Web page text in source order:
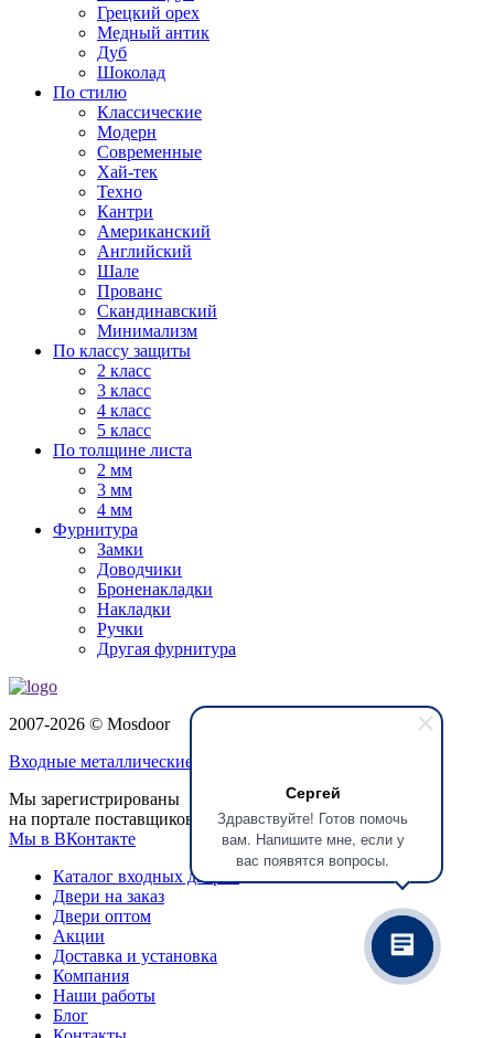
Сергей
Здравствуйте! Готов помочь
вам. Напишите мне, если у
вас появятся вопросы.
Грецкий орех
Медный антик
Дуб
Шоколад
По стилю
Классические
Модерн
Современные
Хай-тек
Техно
Кантри
Американский
Английский
Шале
Прованс
Скандинавский
Минимализм
По классу защиты
2 класс
3 класс
4 класс
5 класс
По толщине листа
2 мм
3 мм
4 мм
Фурнитура
Замки
Доводчики
Броненакладки
Накладки
Ручки
Другая фурнитура
2007-2026 © Mosdoor
Входные металлические двери
Мы зарегистрированы
на портале поставщиков
Мы в ВКонтакте
Каталог входных дверей
Двери на заказ
Двери оптом
Акции
Доставка и установка
Компания
Наши работы
Блог